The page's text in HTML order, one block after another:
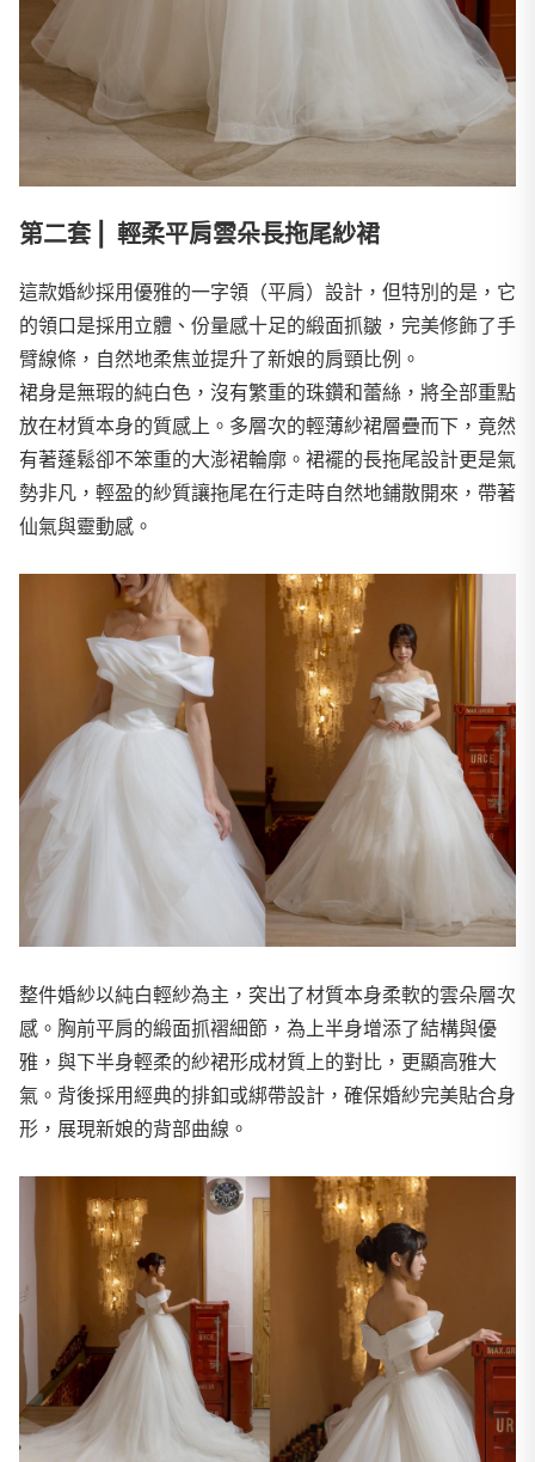
第二套 | 輕柔平肩雲朵長拖尾紗裙
這款婚紗採用優雅的一字領（平肩）設計，但特別的是，它
的領口是採用立體、份量感十足的緞面抓皺，完美修飾了手
臂線條，自然地柔焦並提升了新娘的肩頸比例。
裙身是無瑕的純白色，沒有繁重的珠鑽和蕾絲，將全部重點
放在材質本身的質感上。多層次的輕薄紗裙層疊而下，竟然
有著蓬鬆卻不笨重的大澎裙輪廓。裙襬的長拖尾設計更是氣
勢非凡，輕盈的紗質讓拖尾在行走時自然地鋪散開來，帶著
仙氣與靈動感。
整件婚紗以純白輕紗為主，突出了材質本身柔軟的雲朵層次
感。胸前平肩的緞面抓褶細節，為上半身增添了結構與優
雅，與下半身輕柔的紗裙形成材質上的對比，更顯高雅大
氣。背後採用經典的排釦或綁帶設計，確保婚紗完美貼合身
形，展現新娘的背部曲線。